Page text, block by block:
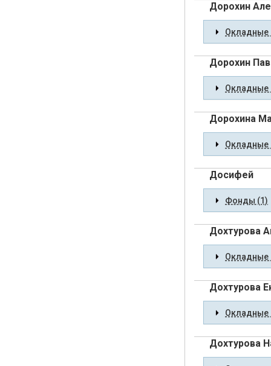
Дорохин
Окладные
Дорохин
Окладные
Дорохина
Окладные
Досифей
Фонды (1)
Дохтурова
Окладные
Дохтурова
Окладные
Дохтурова